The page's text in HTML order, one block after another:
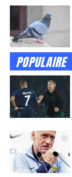
POPULAIRE